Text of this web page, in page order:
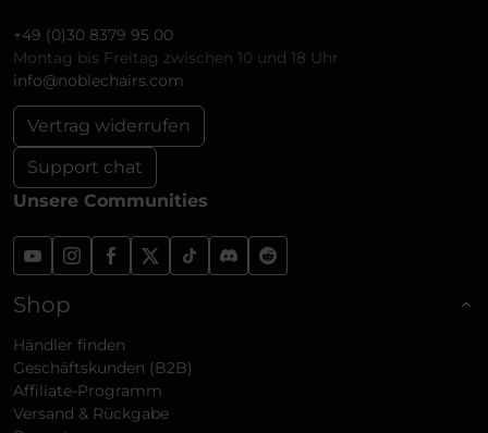
+49 (0)30 8379 95 00
Montag bis Freitag zwischen 10 und 18 Uhr
info@noblechairs.com
Vertrag widerrufen
Support chat
Unsere Communities
Shop
Händler finden
Geschäftskunden (B2B)
Affiliate-Programm
Versand & Rückgabe